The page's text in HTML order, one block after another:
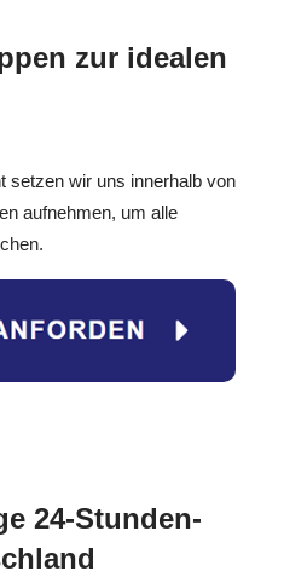
zur idealen
setzen wir uns innerhalb von
aufnehmen, um alle
24-Stunden-